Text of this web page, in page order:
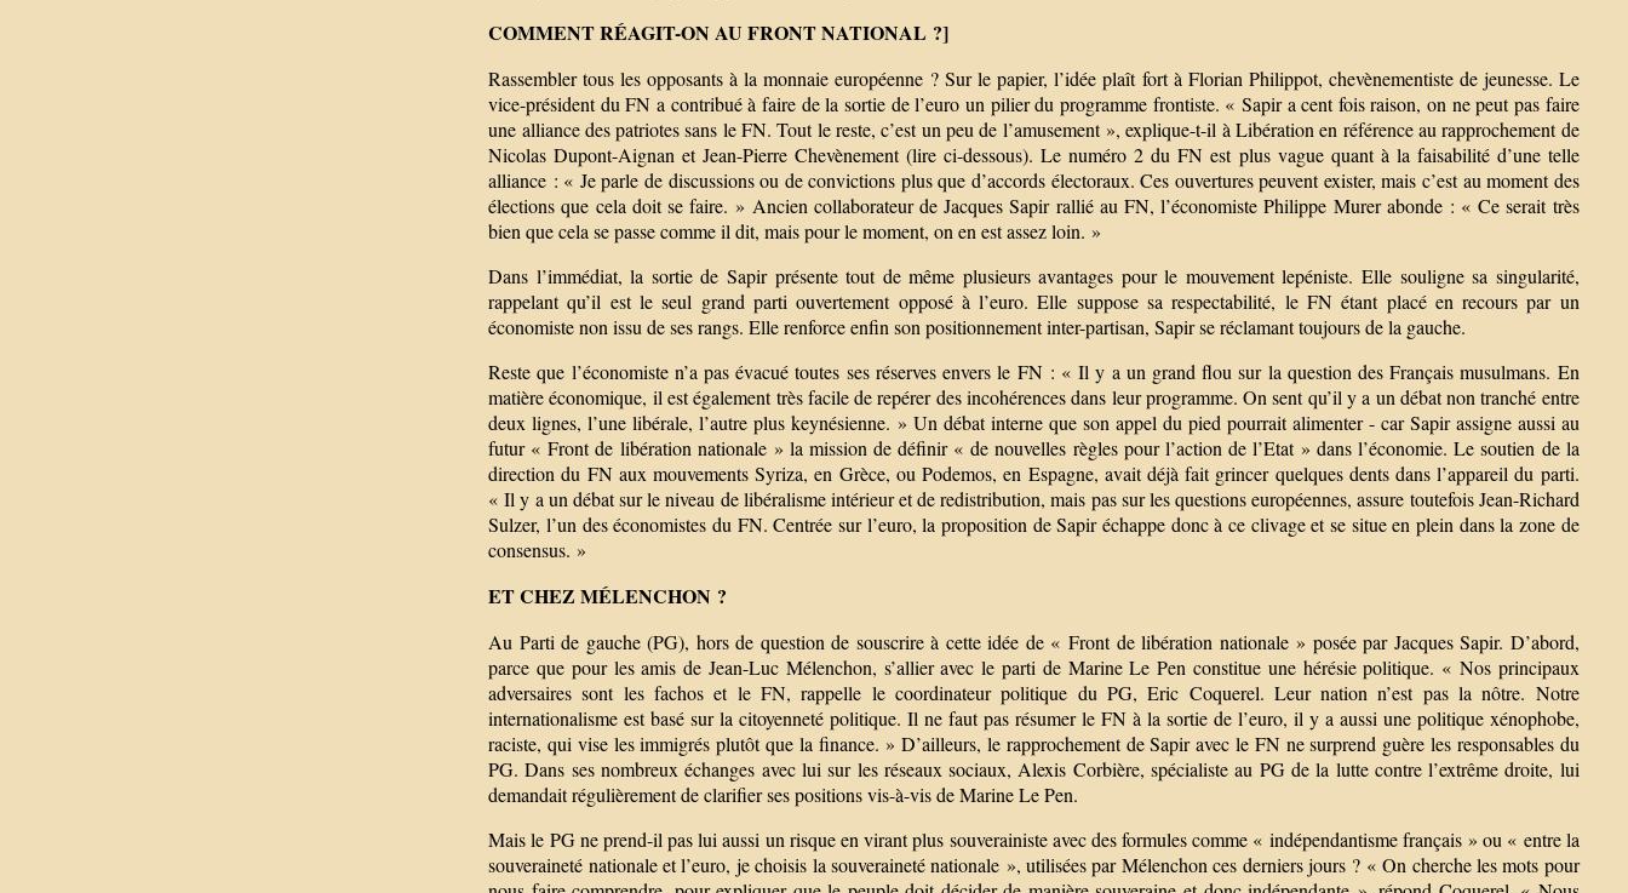
COMMENT RÉAGIT-ON AU FRONT NATIONAL ?]
Rassembler tous les opposants à la monnaie européenne ? Sur le papier, l’idée plaît fort à Florian Philippot, chevènementiste de jeunesse. Le
vice-président du FN a contribué à faire de la sortie de l’euro un pilier du programme frontiste. « Sapir a cent fois raison, on ne peut pas faire
une alliance des patriotes sans le FN. Tout le reste, c’est un peu de l’amusement », explique-t-il à Libération en référence au rapprochement de
Nicolas Dupont-Aignan et Jean-Pierre Chevènement (lire ci-dessous). Le numéro 2 du FN est plus vague quant à la faisabilité d’une telle
alliance : « Je parle de discussions ou de convictions plus que d’accords électoraux. Ces ouvertures peuvent exister, mais c’est au moment des
élections que cela doit se faire. » Ancien collaborateur de Jacques Sapir rallié au FN, l’économiste Philippe Murer abonde : « Ce serait très
bien que cela se passe comme il dit, mais pour le moment, on en est assez loin. »
Dans l’immédiat, la sortie de Sapir présente tout de même plusieurs avantages pour le mouvement lepéniste. Elle souligne sa singularité,
rappelant qu’il est le seul grand parti ouvertement opposé à l’euro. Elle suppose sa respectabilité, le FN étant placé en recours par un
économiste non issu de ses rangs. Elle renforce enfin son positionnement inter-partisan, Sapir se réclamant toujours de la gauche.
Reste que l’économiste n’a pas évacué toutes ses réserves envers le FN : « Il y a un grand flou sur la question des Français musulmans. En
matière économique, il est également très facile de repérer des incohérences dans leur programme. On sent qu’il y a un débat non tranché entre
deux lignes, l’une libérale, l’autre plus keynésienne. » Un débat interne que son appel du pied pourrait alimenter - car Sapir assigne aussi au
futur « Front de libération nationale » la mission de définir « de nouvelles règles pour l’action de l’Etat » dans l’économie. Le soutien de la
direction du FN aux mouvements Syriza, en Grèce, ou Podemos, en Espagne, avait déjà fait grincer quelques dents dans l’appareil du parti.
« Il y a un débat sur le niveau de libéralisme intérieur et de redistribution, mais pas sur les questions européennes, assure toutefois Jean-Richard
Sulzer, l’un des économistes du FN. Centrée sur l’euro, la proposition de Sapir échappe donc à ce clivage et se situe en plein dans la zone de
consensus. »
ET CHEZ MÉLENCHON ?
Au Parti de gauche (PG), hors de question de souscrire à cette idée de « Front de libération nationale » posée par Jacques Sapir. D’abord,
parce que pour les amis de Jean-Luc Mélenchon, s’allier avec le parti de Marine Le Pen constitue une hérésie politique. « Nos principaux
adversaires sont les fachos et le FN, rappelle le coordinateur politique du PG, Eric Coquerel. Leur nation n’est pas la nôtre. Notre
internationalisme est basé sur la citoyenneté politique. Il ne faut pas résumer le FN à la sortie de l’euro, il y a aussi une politique xénophobe,
raciste, qui vise les immigrés plutôt que la finance. » D’ailleurs, le rapprochement de Sapir avec le FN ne surprend guère les responsables du
PG. Dans ses nombreux échanges avec lui sur les réseaux sociaux, Alexis Corbière, spécialiste au PG de la lutte contre l’extrême droite, lui
demandait régulièrement de clarifier ses positions vis-à-vis de Marine Le Pen.
Mais le PG ne prend-il pas lui aussi un risque en virant plus souverainiste avec des formules comme « indépendantisme français » ou « entre la
souveraineté nationale et l’euro, je choisis la souveraineté nationale », utilisées par Mélenchon ces derniers jours ? « On cherche les mots pour